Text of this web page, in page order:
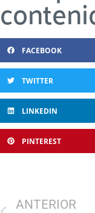
FACEBOOK
TWITTER
LINKEDIN
PINTEREST
ANTERIOR